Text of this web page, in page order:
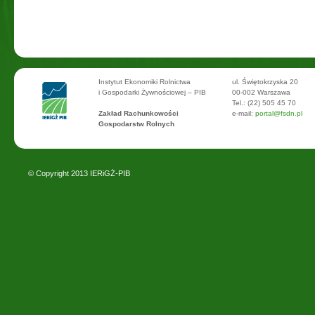
Instytut Ekonomiki Rolnictwa
i Gospodarki Żywnościowej – PIB
Zakład Rachunkowości
Gospodarstw Rolnych
ul. Świętokrzyska 20
00-002 Warszawa
Tel.: (22) 505 45 70
e-mail: portal@fsdn.pl
© Copyright 2013 IERiGŻ-PIB